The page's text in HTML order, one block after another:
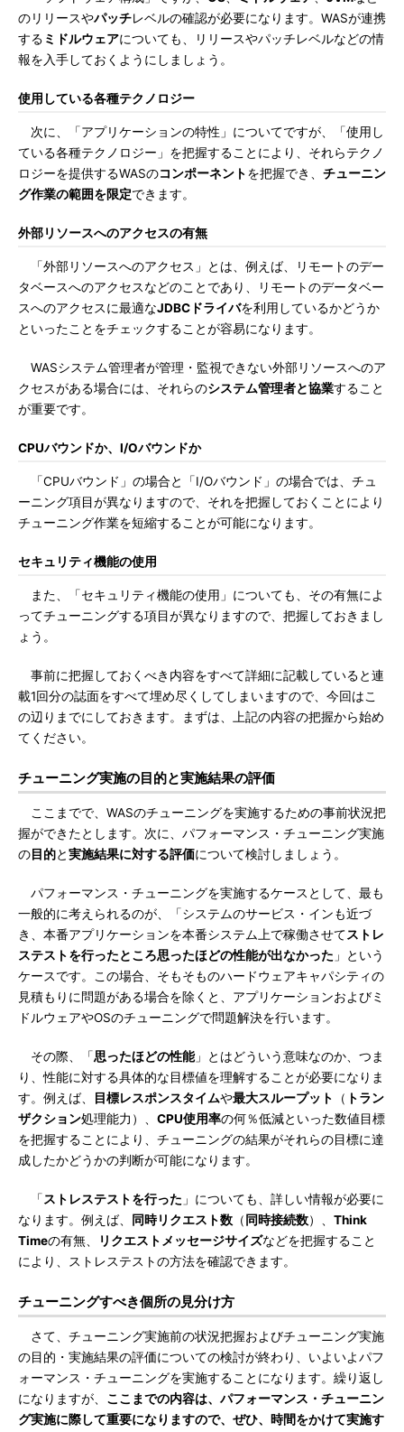
のリリースやパッチレベルの確認が必要になります。WASが連携
する ミドルウェアについても、リリースやパッチレベルなどの情
報を入手しておくようにしましょう。
使用している各種テクノロジー
次に、「アプリケーションの特性」についてですが、「使用し
ている各種テクノロジー」を把握することにより、それらテクノ
ロジーを提供するWASのコンポーネントを把握でき、 チューニン
グ作業の範囲を限定できます。
外部リソースへのアクセスの有無
「外部リソースへのアクセス」とは、例えば、リモートのデー
タベースへのアクセスなどのことであり、リモートのデータベー
スへのアクセスに最適なJDBCドライバを利用しているかどうか
といったことをチェックすることが容易になります。
WASシステム管理者が管理・監視できない外部リソースへのア
クセスがある場合には、それらのシステム管理者と協業すること
が重要です。
CPUバウンドか、I/Oバウンドか
「CPUバウンド」の場合と「I/Oバウンド」の場合では、チュ
ーニング項目が異なりますので、それを把握しておくことにより
チューニング作業を短縮することが可能になります。
セキュリティ機能の使用
また、「セキュリティ機能の使用」についても、その有無によ
ってチューニングする項目が異なりますので、把握しておきまし
ょう。
事前に把握しておくべき内容をすべて詳細に記載していると連
載1回分の誌面をすべて埋め尽くしてしまいますので、今回はこ
の辺りまでにしておきます。まずは、上記の内容の把握から始め
てください。
チューニング実施の目的と実施結果の評価
ここまでで、WASのチューニングを実施するための事前状況把
握ができたとします。次に、パフォーマンス・チューニング実施
の目的と実施結果に対する評価について検討しましょう。
パフォーマンス・チューニングを実施するケースとして、最も
一般的に考えられるのが、「システムのサービス・インも近づ
き、本番アプリケーションを本番システム上で稼働させてストレ
ステストを行ったところ思ったほどの性能が出なかった 」という
ケースです。この場合、そもそものハードウェアキャパシティの
見積もりに問題がある場合を除くと、アプリケーションおよびミ
ドルウェアやOSのチューニングで問題解決を行います。
その際、「思ったほどの性能」とはどういう意味なのか、つま
り、性能に対する具体的な目標値を理解することが必要になりま
す。例えば、
目標レスポンスタイムや最大スループット （ トラン
ザクション処理能力）、 CPU使用率の何％低減といった数値目標
を把握することにより、チューニングの結果がそれらの目標に達
成したかどうかの判断が可能になります。
「 ストレステストを行った 」についても、詳しい情報が必要に
なります。例えば、
同時リクエスト数 （ 同時接続数）、 Think
Timeの有無、 リクエストメッセージサイズなどを把握すること
により、ストレステストの方法を確認できます。
チューニングすべき個所の見分け方
さて、チューニング実施前の状況把握およびチューニング実施
の目的・実施結果の評価についての検討が終わり、いよいよパフ
ォーマンス・チューニングを実施することになります。繰り返し
になりますが、 ここまでの内容は、パフォーマンス・チューニン
グ実施に際して重要になりますので、ぜひ、時間をかけて実施す